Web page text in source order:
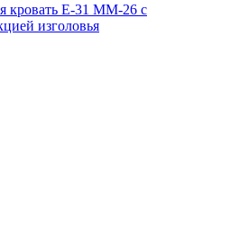
кровать E-31 MM-26 с
изголовья